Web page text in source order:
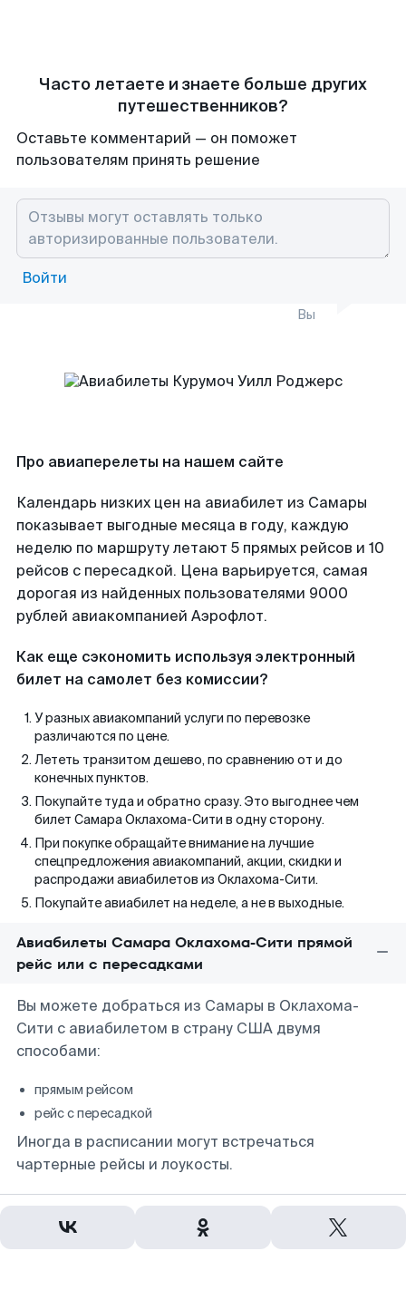
Часто летаете и знаете больше других
путешественников?
Оставьте комментарий — он поможет
пользователям принять решение
Войти
Вы
Про авиаперелеты на нашем сайте
Календарь низких цен на авиабилет из Самары
показывает выгодные месяца в году, каждую
неделю по маршруту летают 5 прямых рейсов и 10
рейсов с пересадкой. Цена варьируется, самая
дорогая из найденных пользователями 9000
рублей авиакомпанией Аэрофлот.
Как еще сэкономить используя электронный
билет на самолет без комиссии?
У разных авиакомпаний услуги по перевозке
различаются по цене.
Лететь транзитом дешево, по сравнению от и до
конечных пунктов.
Покупайте туда и обратно сразу. Это выгоднее чем
билет Самара Оклахома-Сити в одну сторону.
При покупке обращайте внимание на лучшие
спецпредложения авиакомпаний, акции, скидки и
распродажи авиабилетов из Оклахома-Сити.
Покупайте авиабилет на неделе, а не в выходные.
Авиабилеты Самара Оклахома-Сити прямой
рейс или с пересадками
Вы можете добраться из Самары в Оклахома-
Сити с авиабилетом в страну США двумя
способами:
прямым рейсом
рейс с пересадкой
Иногда в расписании могут встречаться
чартерные рейсы и лоукосты.